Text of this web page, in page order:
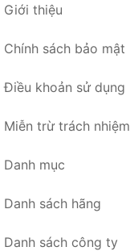
Giới thiệu
Chính sách bảo mật
Điều khoản sử dụng
Miễn trừ trách nhiệm
Danh mục
Danh sách hãng
Danh sách công ty